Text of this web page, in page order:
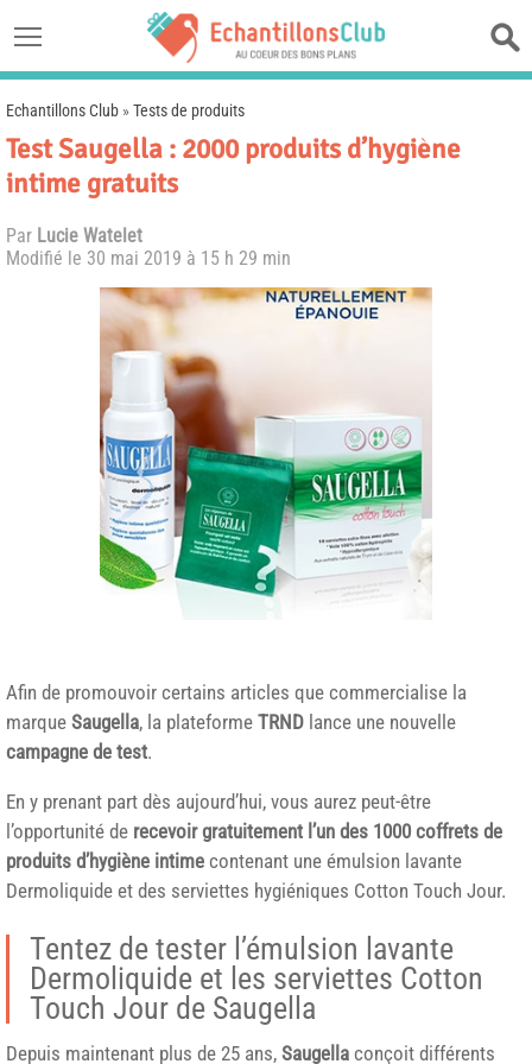
Echantillons Club »Tests de produits
Test Saugella : 2000 produits d’hygiène
intime gratuits
Par Lucie Watelet
Modifié le 30 mai 2019 à 15 h 29 min
Afin de promouvoir certains articles que commercialise la
marque Saugella, la plateforme TRND lance une nouvelle
campagne de test.
En y prenant part dès aujourd’hui, vous aurez peut-être
l’opportunité de recevoir gratuitement l’un des 1000 coffrets de
produits d’hygiène intime contenant une émulsion lavante
Dermoliquide et des serviettes hygiéniques Cotton Touch Jour.
Tentez de tester l’émulsion lavante
Dermoliquide et les serviettes Cotton
Touch Jour de Saugella
Depuis maintenant plus de 25 ans, Saugella conçoit différents